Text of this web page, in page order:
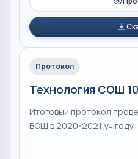
Протокол
Технология СОШ 10
Итоговый протокол
ВОШ в 2020-2021 уч.году